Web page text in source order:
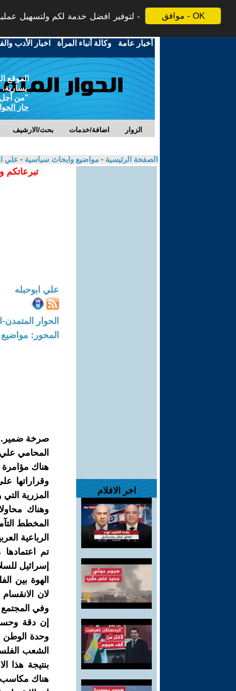
موافق - OK
لتوفير افضل خدمة لكم ولتسهيل
أخبار عامة -وكالة أنباء المرأة - اخبار الأدب
الموقع
يسارية،
"من أجل
حاز
بحث/الارشيف اضافة/خدمات الزوار
الصفحة الرئيسية - مواضيع وابحاث سياسية - علي
اخر الافلام
تبرعاتكم
علي ابوحبله
الحوار المتمدن-العدد: 8096 - 2024
المحور:
صرخة
المحامي علي
هناك مؤامرة
وقراراتها
المزرية
وهناك
المخطط
تم
إسرائيل
الهوة بين
لان
وفي المجتمع
إن دقة
وحدة الوطن
الشعب
بنتیجة ھذا
ھناك مكاسب